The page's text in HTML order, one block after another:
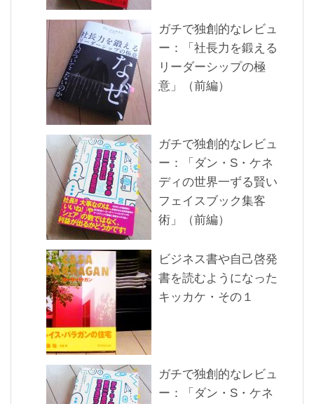
ガチで独創的なレビュ
ー：「社長力を鍛える
リーダーシップの極
意」（前編）
ガチで独創的なレビュ
ー：「ダン・S・ケネ
ディの世界一ずる賢い
フェイスブック集客
術」（前編）
ビジネス書や自己啓発
書を読むようになった
キッカケ・その１
ガチで独創的なレビュ
ー：「ダン・S・ケネ